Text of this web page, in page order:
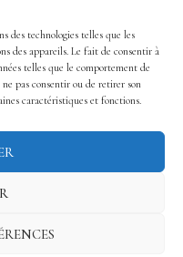
des technologies telles que les
des appareils. Le fait de consentir à
telles que le comportement de
pas consentir ou de retirer son
caractéristiques et fonctions.
Suivez-nous
& Ten